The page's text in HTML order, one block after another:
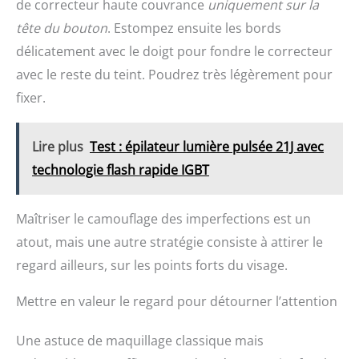
crème solaire, le liquide,
teint ne prend pas de place
et est légère et facile à
transporter, vous
permettant d'optimiser
bouffée de maquillage est
livrée avec 1 sangle pour
que vous puissiez bien
tenir, et plus facile à utiliser
l'applicateur de poudre, la
forme triangulaire rend le
de correcteur haute couvrance uniquement sur la
tête du bouton. Estompez ensuite les bords
délicatement avec le doigt pour fondre le correcteur
avec le reste du teint. Poudrez très légèrement pour
fixer.
Lire plus Test : épilateur lumière pulsée 21J avec
technologie flash rapide IGBT
Maîtriser le camouflage des imperfections est un
atout, mais une autre stratégie consiste à attirer le
regard ailleurs, sur les points forts du visage.
Mettre en valeur le regard pour détourner l’attention
Une astuce de maquillage classique mais